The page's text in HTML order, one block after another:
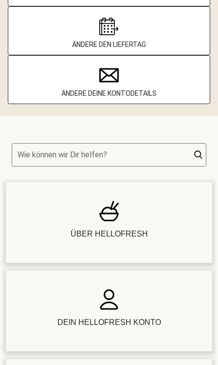
ÄNDERE DEN LIEFERTAG
ÄNDERE DEINE KONTODETAILS
Wie können wir Dir helfen?
ÜBER HELLOFRESH
DEIN HELLOFRESH KONTO